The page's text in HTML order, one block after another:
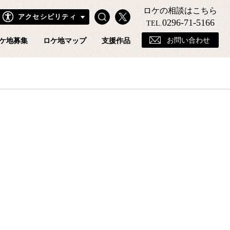
フィルムコミッションホームページ
アクセシビリティ Search
地募集 ロケ地マップ 支援作品
ロケの相談はこちら
TEL. 0296-71-5166
お問い合わせ